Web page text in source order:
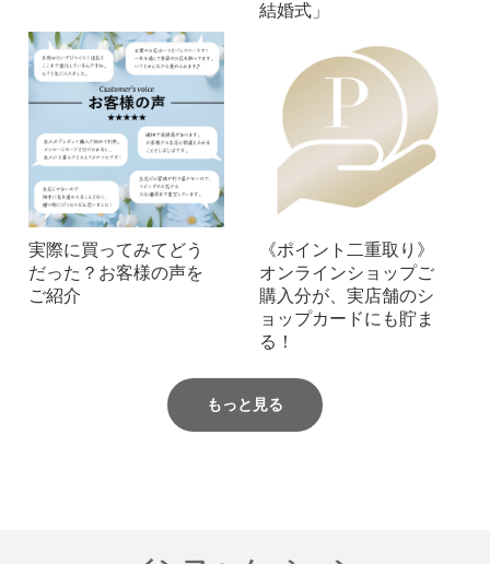
結婚式」
実際に買ってみてどう
だった？お客様の声を
ご紹介
《ポイント二重取り》
オンラインショップご
購入分が、実店舗のシ
ョップカードにも貯ま
る！
もっと見る